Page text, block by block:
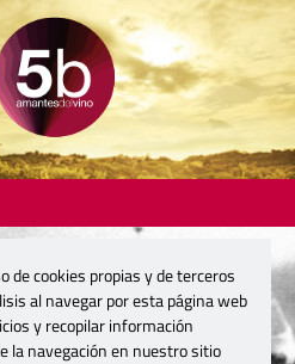
de cookies propias y de terceros
al navegar por esta página web
y recopilar información
la navegación en nuestro sitio